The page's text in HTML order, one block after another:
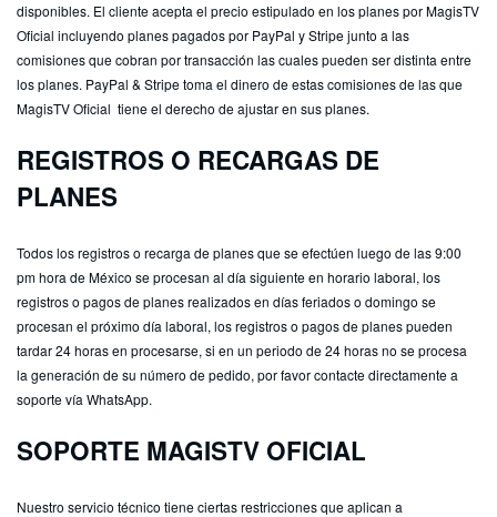
disponibles. El cliente acepta el precio estipulado en los planes por MagisTV
Oficial incluyendo planes pagados por PayPal y Stripe junto a las
comisiones que cobran por transacción las cuales pueden ser distinta entre
los planes. PayPal & Stripe toma el dinero de estas comisiones de las que
MagisTV Oficial tiene el derecho de ajustar en sus planes.
REGISTROS O RECARGAS DE
PLANES
Todos los registros o recarga de planes que se efectúen luego de las 9:00
pm hora de México se procesan al día siguiente en horario laboral, los
registros o pagos de planes realizados en días feriados o domingo se
procesan el próximo día laboral, los registros o pagos de planes pueden
tardar 24 horas en procesarse, si en un periodo de 24 horas no se procesa
la generación de su número de pedido, por favor contacte directamente a
soporte vía WhatsApp.
SOPORTE MAGISTV OFICIAL
Nuestro servicio técnico tiene ciertas restricciones que aplican a